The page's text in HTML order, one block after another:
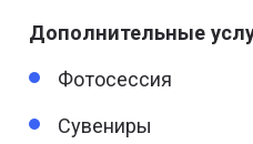
Дополнительные
Фотосессия
Сувениры